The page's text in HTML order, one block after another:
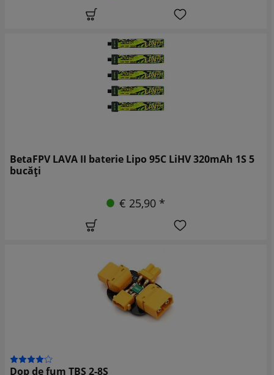
BetaFPV LAVA II baterie Lipo 95C LiHV 320mAh 1S 5
bucăți
€ 25,90 *
Dop de fum TBS 2-8S